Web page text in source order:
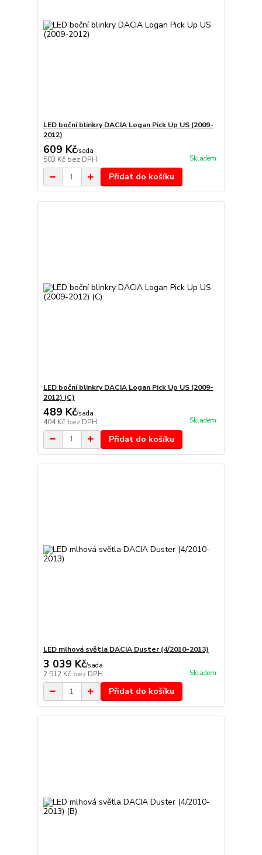
LED boční blinkry DACIA Logan Pick Up US (2009-
2012)
609 Kč/sada
503 Kč bez DPH Skladem
Přidat do košíku
LED boční blinkry DACIA Logan Pick Up US (2009-
2012) (C)
489 Kč/sada
404 Kč bez DPH Skladem
Přidat do košíku
LED mlhová světla DACIA Duster (4/2010-2013)
3 039 Kč/sada
2 512 Kč bez DPH Skladem
Přidat do košíku